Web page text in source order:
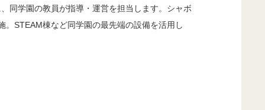
同学園の教員が指導・運営を担当します。シャボ
STEAM棟など同学園の最先端の設備を活用し